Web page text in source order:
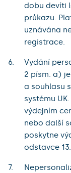
dobu devíti
průkazu.
uznávána
registrace.
Vydání
2 písm. a)
a souhlasu
systému
výdejním
nebo další
poskytne
odstavce 13.